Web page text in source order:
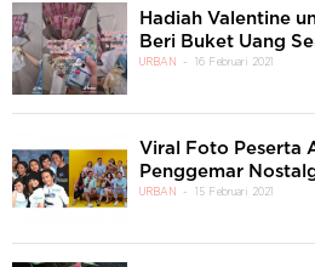
Hadiah Valentine
Beri Buket Uang
URBAN 16 Februari 2021
Viral Foto Peserta
Penggemar
URBAN 15 Februari 2021